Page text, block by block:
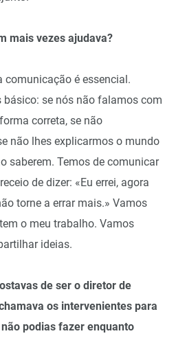
mais vezes ajudava?
comunicação é essencial.
se nós não falamos com
correta, se não
não lhes explicarmos o mundo
saberem. Temos de comunicar
de dizer: «Eu errei, agora
torne a errar mais.» Vamos
o meu trabalho. Vamos
ideias.
de ser o diretor de
os intervenientes para
podias fazer enquanto